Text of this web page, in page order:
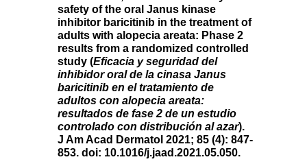
safety of the oral Janus kinase
inhibitor baricitinib in the treatment of
adults with alopecia areata: Phase 2
results from a randomized controlled
study (Eficacia y seguridad del
inhibidor oral de la cinasa Janus
baricitinib en el tratamiento de
adultos con alopecia areata:
resultados de fase 2 de un estudio
controlado con distribución al azar).
J Am Acad Dermatol 2021; 85 (4): 847-
853. doi: 10.1016/j.jaad.2021.05.050.